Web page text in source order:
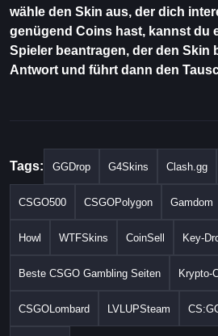
wähle den Skin aus, der dich
genügend Coins hast, kannst du
Spieler beantragen, der den Skin
Antwort und führt dann den
Tags: GGDrop G4Skins Clash.gg
CSGO500 CSGOPolygon Gamdom
Howl WTFSkins CoinSell Key-
Beste CSGO Gambling Seiten Krypto-
CSGOLombard LVLUPSteam